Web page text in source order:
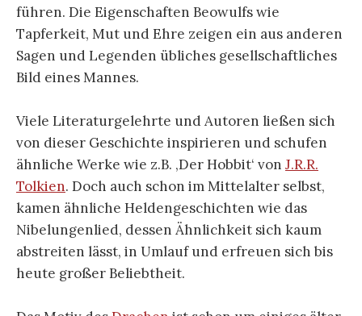
führen. Die Eigenschaften Beowulfs wie
Tapferkeit, Mut und Ehre zeigen ein aus anderen
Sagen und Legenden übliches gesellschaftliches
Bild eines Mannes.
Viele Literaturgelehrte und Autoren ließen sich
von dieser Geschichte inspirieren und schufen
ähnliche Werke wie z.B. ‚Der Hobbit‘ von J.R.R.
Tolkien. Doch auch schon im Mittelalter selbst,
kamen ähnliche Heldengeschichten wie das
Nibelungenlied, dessen Ähnlichkeit sich kaum
abstreiten lässt, in Umlauf und erfreuen sich bis
heute großer Beliebtheit.